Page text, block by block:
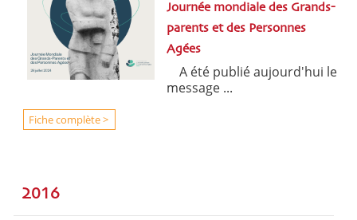
Journée mondiale des Grands-
parents et des Personnes
Agées
A été publié aujourd'hui le
message ...
Fiche complète >
2016